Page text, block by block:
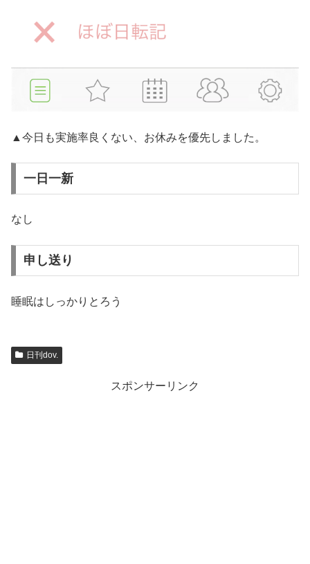
▲今日も実施率良くない、お休みを優先しました。
一日一新
なし
申し送り
睡眠はしっかりとろう
日刊dov.
スポンサーリンク